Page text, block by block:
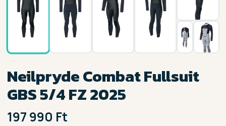
Neilpryde Combat Fullsuit
GBS 5/4 FZ 2025
197 990 Ft